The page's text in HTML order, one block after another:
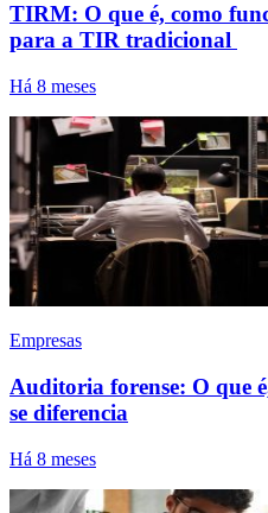
TIRM: O que é, como
para a TIR tradicional
Há 8 meses
Empresas
Auditoria forense: O que
se diferencia
Há 8 meses